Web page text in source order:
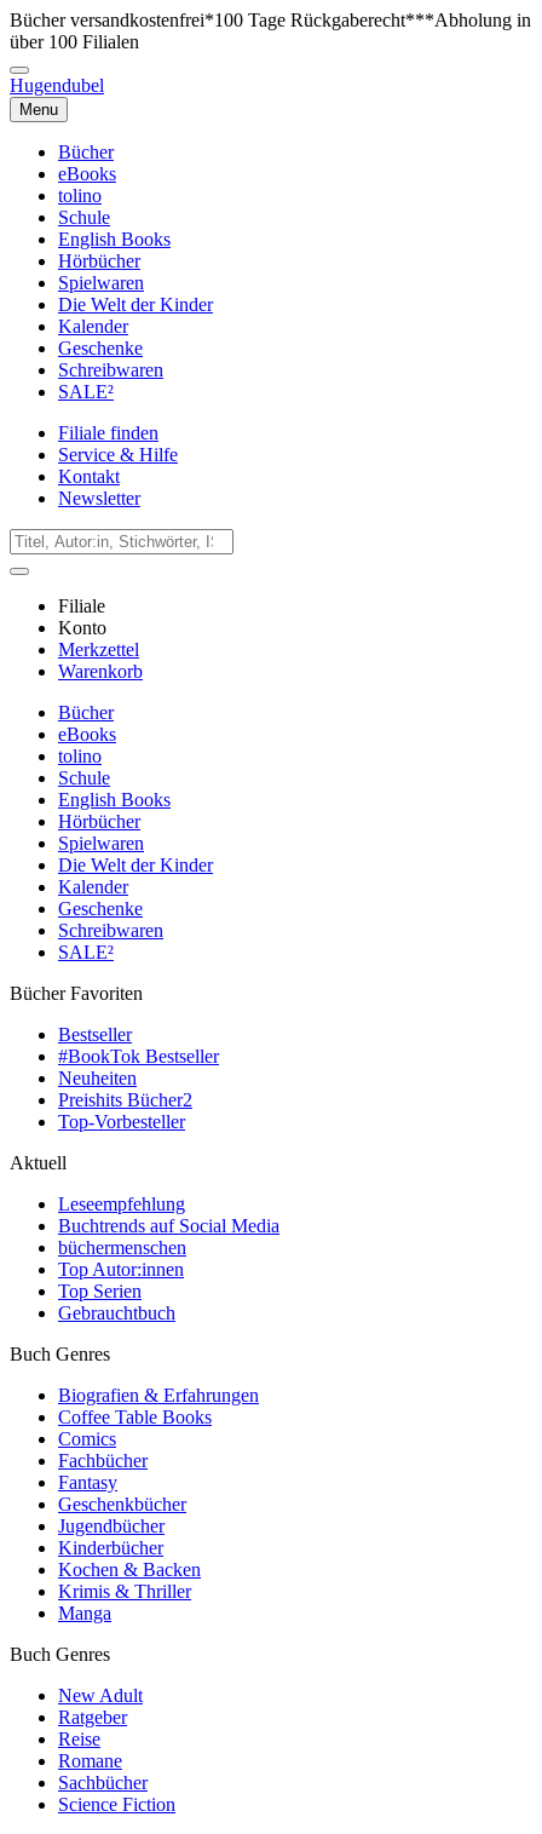
Bücher versandkostenfrei*100 Tage Rückgaberecht***Abholung in
über 100 Filialen
Hugendubel
Menu
Bücher
eBooks
tolino
Schule
English Books
Hörbücher
Spielwaren
Die Welt der Kinder
Kalender
Geschenke
Schreibwaren
SALE²
Filiale finden
Service & Hilfe
Kontakt
Newsletter
Filiale
Konto
Merkzettel
Warenkorb
Bücher
eBooks
tolino
Schule
English Books
Hörbücher
Spielwaren
Die Welt der Kinder
Kalender
Geschenke
Schreibwaren
SALE²
Bücher Favoriten
Bestseller
#BookTok Bestseller
Neuheiten
Preishits Bücher2
Top-Vorbesteller
Aktuell
Leseempfehlung
Buchtrends auf Social Media
büchermenschen
Top Autor:innen
Top Serien
Gebrauchtbuch
Buch Genres
Biografien & Erfahrungen
Coffee Table Books
Comics
Fachbücher
Fantasy
Geschenkbücher
Jugendbücher
Kinderbücher
Kochen & Backen
Krimis & Thriller
Manga
Buch Genres
New Adult
Ratgeber
Reise
Romane
Sachbücher
Science Fiction